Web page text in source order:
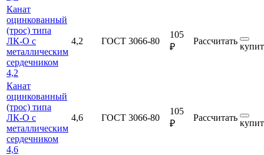
Канат
оцинкованный
(трос) типа
ЛК-О с
металлическим
сердечником
4,2
4,2 ГОСТ 3066-80
105
₽
Рассчитать
Канат
оцинкованный
(трос) типа
ЛК-О с
металлическим
сердечником
4,6
4,6 ГОСТ 3066-80
105
₽
Рассчитать